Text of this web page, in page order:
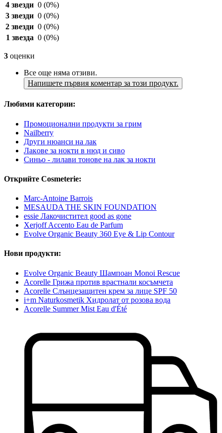
4 звезди 0 (0%)
3 звезди 0 (0%)
2 звезди 0 (0%)
1 звезда 0 (0%)
3 оценки
Все още няма отзиви.
Напишете първия коментар за този продукт.
Любими категории:
Промоционални продукти за грим
Nailberry
Други нюанси на лак
Лакoве за нокти в нюд и сиво
Синьо - лилави тонове на лак за нокти
Открийте Cosmeterie:
Marc-Antoine Barrois
MESAUDA THE SKIN FOUNDATION
essie Лакочистител good as gone
Xerjoff Accento Eau de Parfum
Evolve Organic Beauty 360 Eye & Lip Contour
Нови продукти:
Evolve Organic Beauty Шампоан Monoi Rescue
Acorelle Грижа против врастнали косъмчета
Acorelle Слънцезащитен крем за лице SPF 50
i+m Naturkosmetik Хидролат от розова вода
Acorelle Summer Mist Eau d'Été